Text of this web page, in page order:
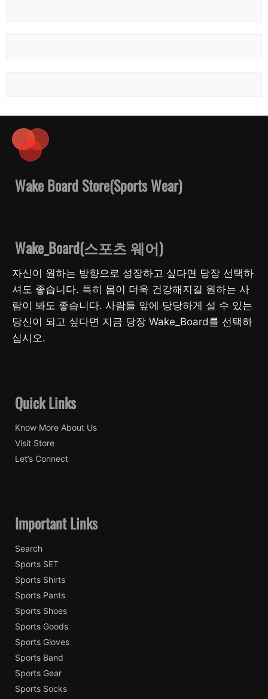
Wake Board Store(Sports Wear)
Wake_Board(스포츠 웨어)
자신이 원하는 방향으로 성장하고 싶다면 당장 선택하
셔도 좋습니다. 특히 몸이 더욱 건강해지길 원하는 사
람이 봐도 좋습니다. 사람들 앞에 당당하게 설 수 있는
당신이 되고 싶다면 지금 당장 Wake_Board를 선택하
십시오.
Quick Links
Know More About Us
Visit Store
Let’s Connect
Important Links
Search
Sports SET
Sports Shirts
Sports Pants
Sports Shoes
Sports Goods
Sports Gloves
Sports Band
Sports Gear
Sports Socks